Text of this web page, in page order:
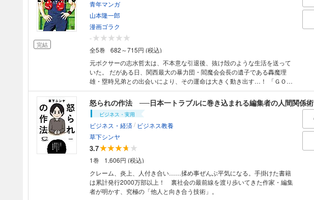
完結
青年マンガ
山本隆一郎
漫画ゴラク
-
全5巻
682～715円 (税込)
元ボクサーの志水哲太は、不本意な引退後、抜け殻のような生活を送って
いた。 だがある日、関西最大の暴力団・閻魔会会長の遺子である轟魔理
雄・塁時兄弟との出会いにより、その運命は大きく動き出す…！ 「ＧＯＬ
Ｄ」「サムライソルジャー」「元ヤン」に続く、山本隆一郎入魂の壮絶ア
ウトロー伝、ここに開幕!!
怒られの作法 ──日本一トラブルに巻き込まれる編集者の人間関係術
ビジネス・実用
ビジネス・経済/ ビジネス教養
草下シンヤ
3.7
1巻
1,606円 (税込)
クレーム、炎上、人付き合い……揉め事ぜんぶ平気になる。手掛けた書籍
は累計発行2000万部以上！ 裏社会の最前線を渡り歩いてきた作家・編集
者が明かす、究極の「他人と向き合う技術」。